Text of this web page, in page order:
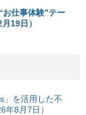
仕事体験”テー
19日）
」を活用した不
8月7日）